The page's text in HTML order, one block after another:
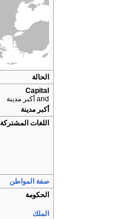
الحالة
Capital
and أكبر مدينة
أكبر مدينة
اللغات المشتركة
صفة المواطن
الحكومة
الملك